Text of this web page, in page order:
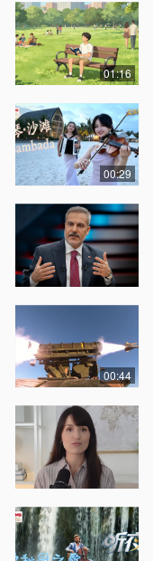
01:16
00:29
00:44